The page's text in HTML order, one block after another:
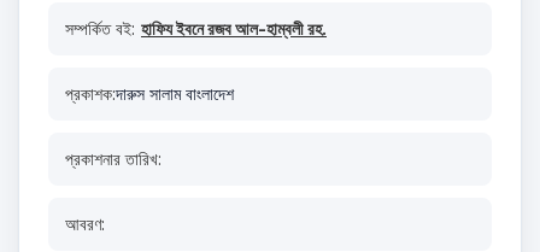
সম্পর্কিত বই: হাফিয ইবনে রজব আল-হাম্বলী রহ.
প্রকাশক:দারুস সালাম বাংলাদেশ
প্রকাশনার তারিখ:
আবরণ: